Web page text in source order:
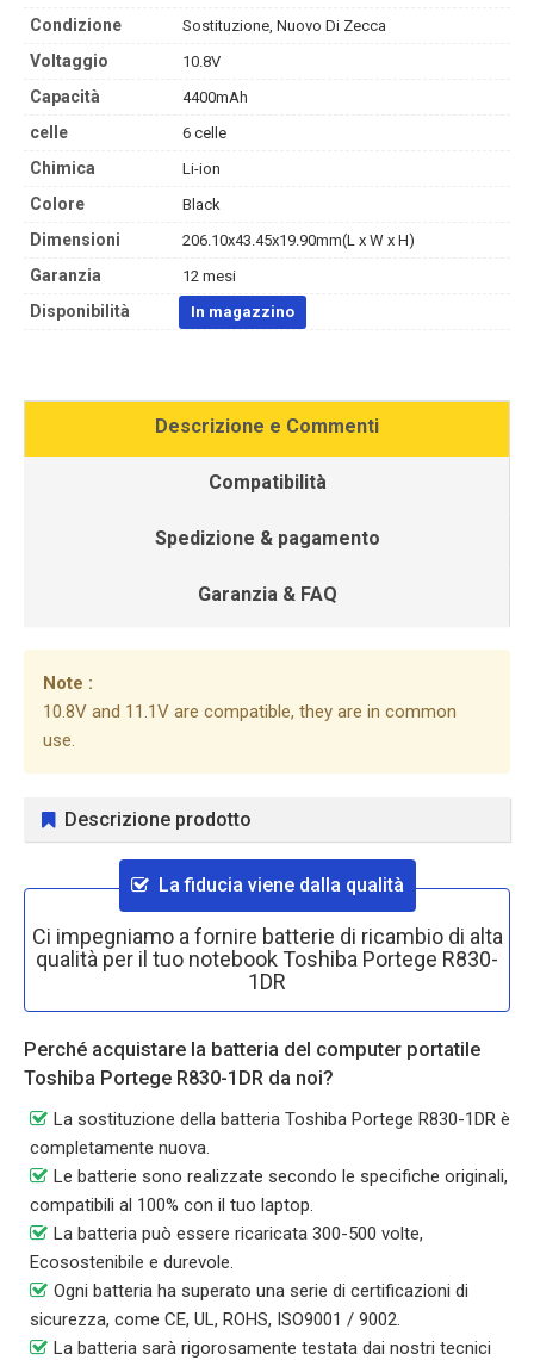
Condizione Sostituzione, Nuovo Di Zecca
Voltaggio 10.8V
Capacità 4400mAh
celle 6 celle
Chimica Li-ion
Colore Black
Dimensioni 206.10x43.45x19.90mm(L x W x H)
Garanzia 12 mesi
Disponibilità In magazzino
Descrizione e Commenti
Compatibilità
Spedizione & pagamento
Garanzia & FAQ
Note :
10.8V and 11.1V are compatible, they are in common
use.
Descrizione prodotto
La fiducia viene dalla qualità
Ci impegniamo a fornire batterie di ricambio di alta
qualità per il tuo notebook Toshiba Portege R830-
1DR
Perché acquistare la batteria del computer portatile
Toshiba Portege R830-1DR da noi?
La sostituzione della batteria Toshiba Portege R830-1DR è
completamente nuova.
Le batterie sono realizzate secondo le specifiche originali,
compatibili al 100% con il tuo laptop.
La batteria può essere ricaricata 300-500 volte,
Ecosostenibile e durevole.
Ogni batteria ha superato una serie di certificazioni di
sicurezza, come CE, UL, ROHS, ISO9001 / 9002.
La batteria sarà rigorosamente testata dai nostri tecnici